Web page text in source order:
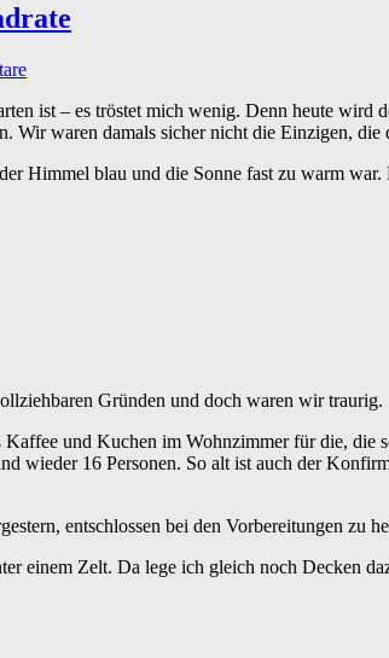
ist – es tröstet mich wenig. Denn heute
Wir waren damals sicher nicht die Einzigen,
Himmel blau und die Sonne fast zu warm
Gründen und doch waren wir traurig.
und Kuchen im Wohnzimmer für die,
wieder 16 Personen. So alt ist auch der
entschlossen bei den Vorbereitungen zu
einem Zelt. Da lege ich gleich noch Decken